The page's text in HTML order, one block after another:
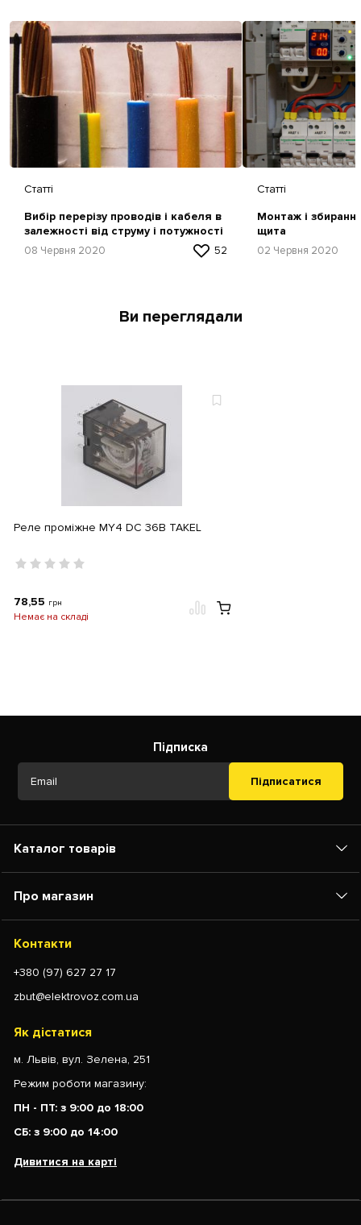
Статті
Вибір перерізу проводів і кабеля в
залежності від струму і потужності
08 Червня 2020 52
Статті
Монтаж і
щита
02 Червня 2020
Ви переглядали
Реле проміжне МY4 DC 36В TAKEL
78,55 грн
Немає на складі
Підписка
Підписатися
Каталог товарів
Про магазин
Контакти
+380 (97) 627 27 17
zbut@elektrovoz.com.ua
Як дістатися
м. Львів, вул. Зелена, 251
Режим роботи магазину:
ПН - ПТ: з 9:00 до 18:00
СБ: з 9:00 до 14:00
Дивитися на карті